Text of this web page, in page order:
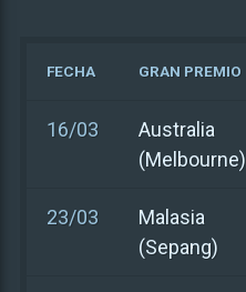
FECHA GRAN PREMIO
16/03
Australia
(Melbourne)
23/03
Malasia
(Sepang)